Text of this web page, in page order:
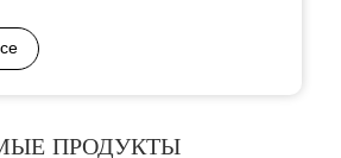
ПРОДУКТЫ